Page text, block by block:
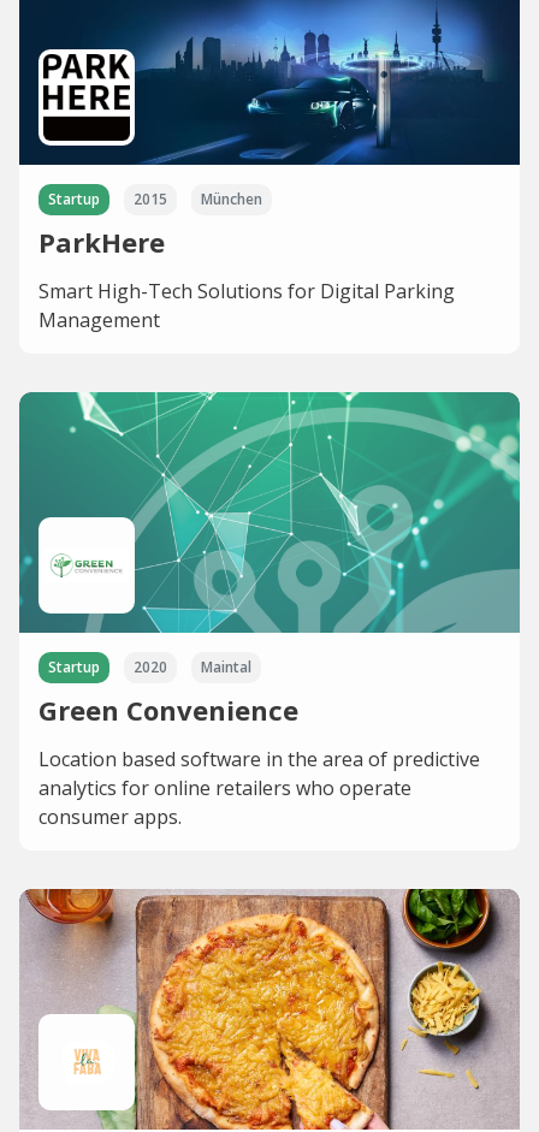
Startup 2015 München
ParkHere
Smart High-Tech Solutions for Digital Parking
Management
Startup 2020 Maintal
Green Convenience
Location based software in the area of predictive
analytics for online retailers who operate
consumer apps.